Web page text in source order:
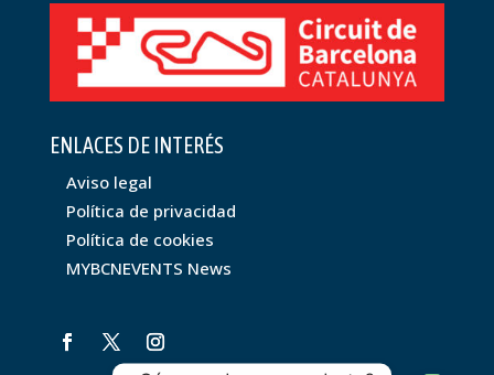
ENLACES DE INTERÉS
Aviso legal
Política de privacidad
Política de cookies
MYBCNEVENTS News